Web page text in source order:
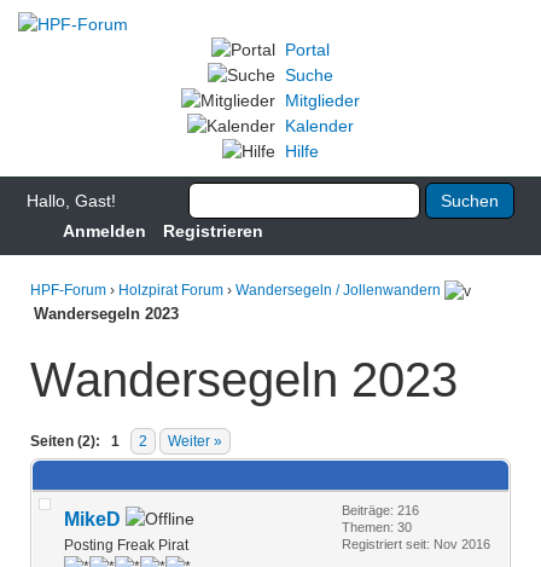
Portal
Suche
Mitglieder
Kalender
Hilfe
Hallo, Gast!
Anmelden
Registrieren
HPF-Forum › Holzpirat Forum › Wandersegeln / Jollenwandern
Wandersegeln 2023
Wandersegeln 2023
Seiten (2): 1 2 Weiter »
MikeD
Posting Freak Pirat
Beiträge: 216
Themen: 30
Registriert seit: Nov 2016